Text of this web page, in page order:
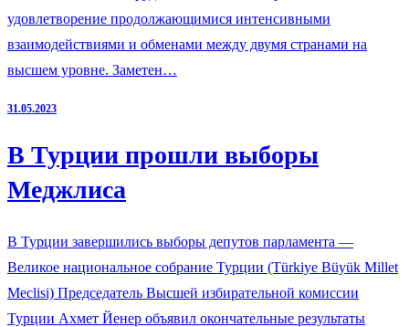
удовлетворение продолжающимися интенсивными
взаимодействиями и обменами между двумя странами на
высшем уровне. Заметен…
31.05.2023
В Турции прошли выборы
Меджлиса
В Турции завершились выборы депутов парламента —
Великое национальное собрание Турции (Türkiye Büyük Millet
Meclisi) Председатель Высшей избирательной комиссии
Турции Ахмет Йенер объявил окончательные результаты